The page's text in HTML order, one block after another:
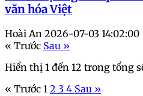
văn hóa Việt
Hoài An 2026-07-03 14:02:00
« Trước Sau »
Hiển thị 1 đến 12 trong tổng
« Trước 1 2 3 4 Sau »